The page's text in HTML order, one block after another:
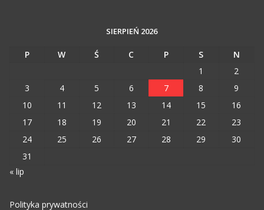
SIERPIEŃ 2026
P W Ś C P S
N
1
2
3
4 5 6 7 8
9
10
11 12 13 14 15
16
17
18 19 20 21 22
23
24
25 26 27 28 29
30
31
« lip
Polityka prywatności